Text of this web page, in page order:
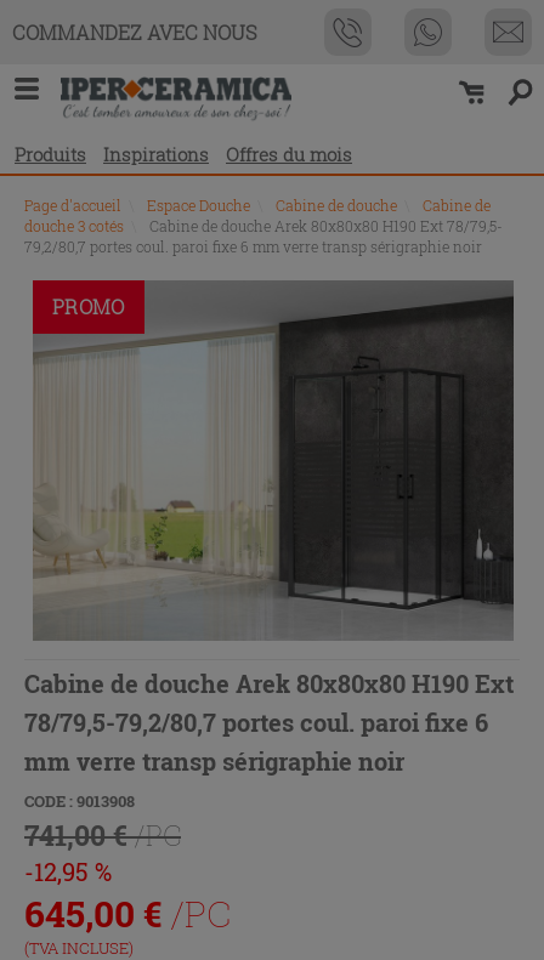
COMMANDEZ AVEC NOUS
Produits Inspirations Offres du mois
Page d'accueil Espace Douche Cabine de douche
Cabine de
douche 3 cotés
Cabine de douche Arek 80x80x80 H190 Ext 78/79,5-
79,2/80,7 portes coul. paroi fixe 6 mm verre transp sérigraphie noir
PROMO
Cabine de douche Arek 80x80x80 H190 Ext
78/79,5-79,2/80,7 portes coul. paroi fixe 6
mm verre transp sérigraphie noir
CODE : 9013908
741,00 €/PC
-12,95 %
645,00 € /PC
(TVA INCLUSE)